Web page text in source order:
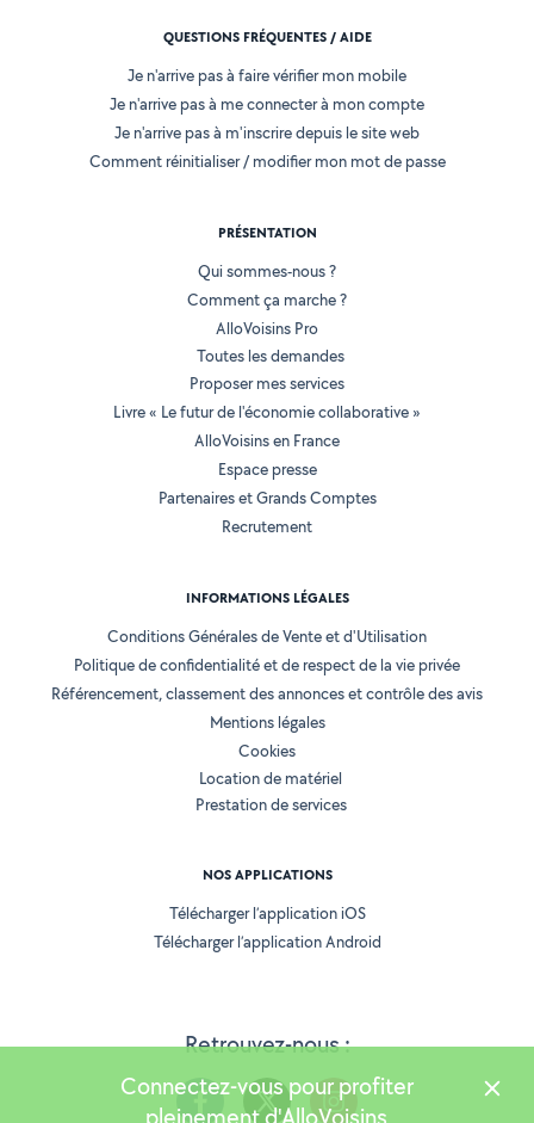
Retrouvez-nous :
QUESTIONS FRÉQUENTES / AIDE
Je n'arrive pas à faire vérifier mon mobile
Je n'arrive pas à me connecter à mon compte
Je n'arrive pas à m'inscrire depuis le site web
Comment réinitialiser / modifier mon mot de passe
PRÉSENTATION
Qui sommes-nous ?
Comment ça marche ?
AlloVoisins Pro
Toutes les demandes
Proposer mes services
Livre « Le futur de l'économie collaborative »
AlloVoisins en France
Espace presse
Partenaires et Grands Comptes
Recrutement
INFORMATIONS LÉGALES
Conditions Générales de Vente et d'Utilisation
Politique de confidentialité et de respect de la vie privée
Référencement, classement des annonces et contrôle des avis
Mentions légales
Cookies
Location de matériel
Prestation de services
NOS APPLICATIONS
Télécharger l’application iOS
Télécharger l’application Android
Connectez-vous pour profiter